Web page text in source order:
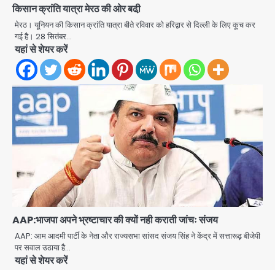
किसान क्रांति यात्रा मेरठ की ओर बढी़
मेरठ। यूनियन की किसान क्रांति यात्रा बीते रविवार को हरिद्वार से दिल्ली के लिए कूच कर
गई है। 28 सितंबर…
यहां से शेयर करें
AAP:भाजपा अपने भ्रष्टाचार की क्यों नही कराती जांचः संजय
AAP: आम आदमी पार्टी के नेता और राज्यसभा सांसद संजय सिंह ने केंद्र में सत्तारूढ़ बीजेपी
पर सवाल उठाया है…
यहां से शेयर करें